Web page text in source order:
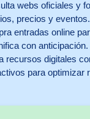
webs oficiales y
precios y eventos.
entradas online
con anticipación.
recursos digitales
para optimizar